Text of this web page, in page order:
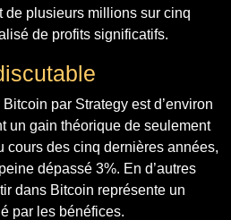
de plusieurs millions sur cinq
de profits significatifs.
par Strategy est d’environ
un gain théorique de seulement
cours des cinq dernières années,
dépassé 3%. En d’autres
dans Bitcoin représente un
par les bénéfices.